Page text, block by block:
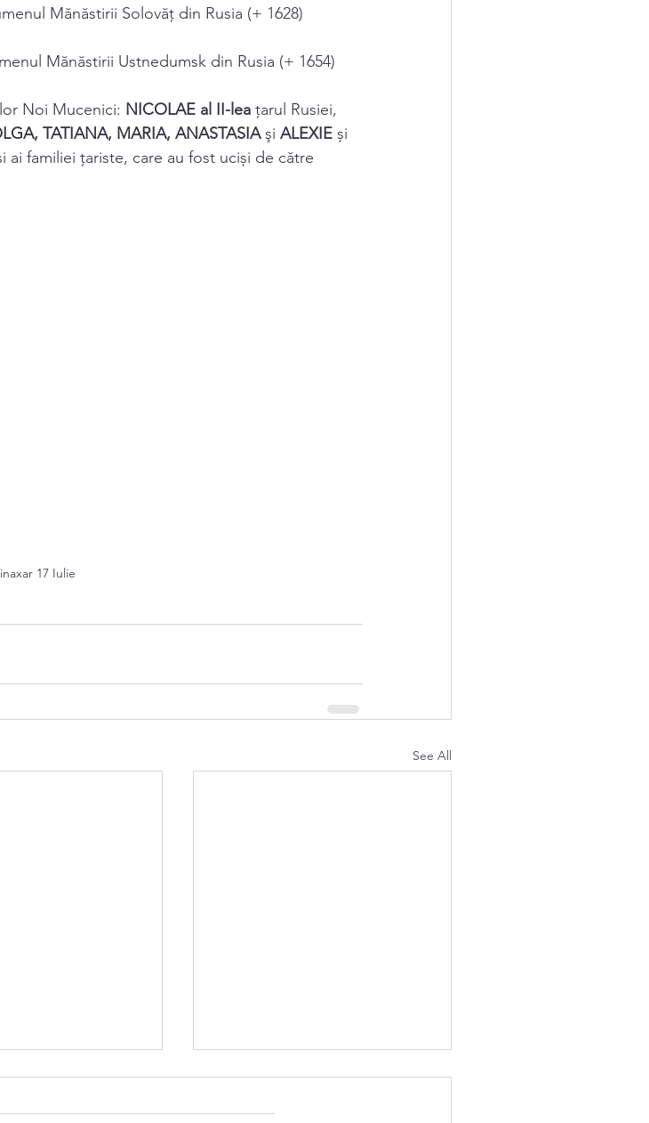
Mănăstirii Solovăţ din Rusia (+ 1628)
Mănăstirii Ustnedumsk din Rusia (+ 1654)
Noi Mucenici: NICOLAE al II-lea țarul Rusiei,
TATIANA, MARIA, ANASTASIA şi ALEXIE și
ai familiei ţariste, care au fost uciși de către
17 Iulie
See All